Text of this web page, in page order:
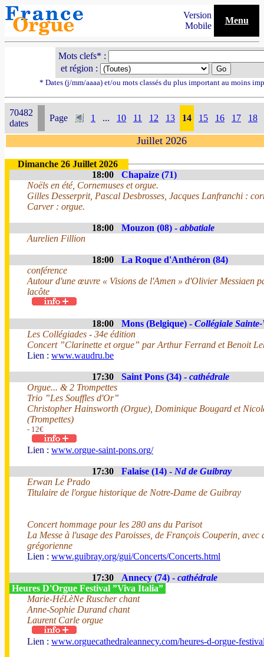
Version
Mobile
Menu
Mots clefs* :
et région :
* Dates (j/mm/aaaa) et/ou mots classés du plus important au moins
70482
dates
Page 1 ... 10 11 12 13 14 15 16 17 18
Juillet 2026
Dimanche 26 Juillet 2026
18:00
Chapaize (71)
Noëls en été, Cornemuses et orgue.
Gilles Desserprit, Pascal Desbrosses, Jacques Lanfranchi :
Carver : orgue.
18:00 Mouzon (08) - abbatiale
Aurelien Fillion
18:00
La Roque d'Anthéron (84)
conférence
Autour d'une œuvre « Visions de l'Amen » d'Olivier Messiaen
lacôte
18:00 Mons (Belgique) - Collégiale
Les Collégiades - 34e édition
Concert ”Clarinette et orgue” par Arthur Ferrand et Benoit
Lien : www.waudru.be
17:30 Saint Pons (34) - cathédrale
Orgue... & 2 Trompettes
Trio ”Les Souffles d'Or”
Christopher Hainsworth (Orgue), Dominique Bougard et
(Trompettes)
- 12€
Lien : www.orgue-saint-pons.org/
17:30 Falaise (14) - Nd de Guibray
Erwan Le Prado
Titulaire de l'orgue historique de Notre-Dame de Guibray
Concert hommage pour les 280 ans du Parisot
La Messe à l'usage des Paroisses, de François Couperin, avec
grégorienne
Lien : www.guibray.org/gui/Concerts/Concerts.html
17:30 Annecy (74) - cathédrale
Heures D'Orgue Festival ”Viva Italia”
Marie-HéLèNe Ruscher chant
Anne-Sophie Durand chant
Laurent Carle orgue
Lien : www.orguecathedraleannecy.com/heures-d-orgue-